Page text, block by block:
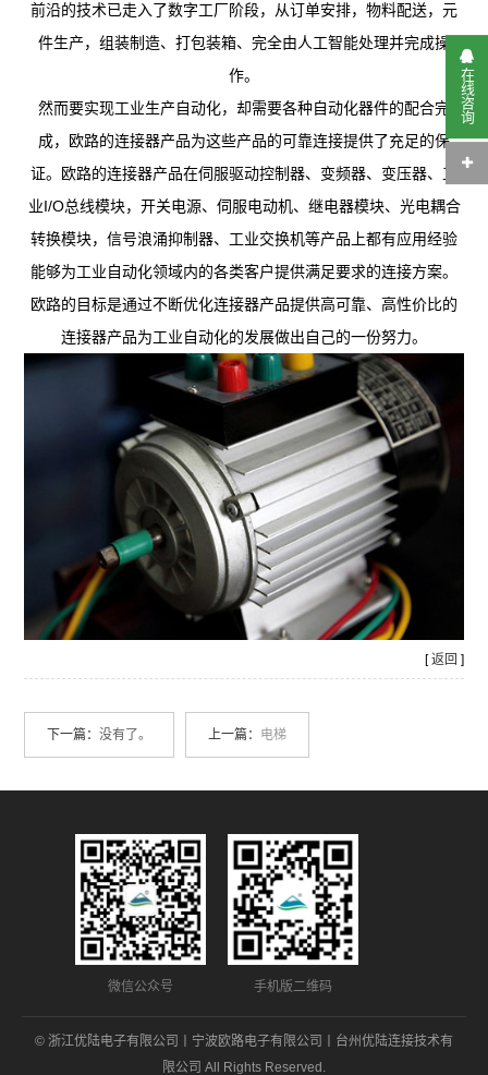
前沿的技术已走入了数字工厂阶段，从订单安排，物料配送，元
件生产，组装制造、打包装箱、完全由人工智能处理并完成操
作。
然而要实现工业生产自动化，却需要各种自动化器件的配合完
成，欧路的连接器产品为这些产品的可靠连接提供了充足的保
证。欧路的连接器产品在伺服驱动控制器、变频器、变压器、工
业I/O总线模块，开关电源、伺服电动机、继电器模块、光电耦合
转换模块，信号浪涌抑制器、工业交换机等产品上都有应用经验
能够为工业自动化领域内的各类客户提供满足要求的连接方案。
欧路的目标是通过不断优化连接器产品提供高可靠、高性价比的
连接器产品为工业自动化的发展做出自己的一份努力。
[返回 ]
下一篇：没有了。 上一篇： 电梯
微信公众号 手机版二维码
© 浙江优陆电子有限公司丨宁波欧路电子有限公司丨台州优陆连接技术有
限公司 All Rights Reserved.
在线咨询